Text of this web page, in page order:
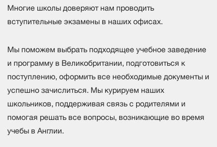
Многие школы доверяют нам проводить
вступительные экзамены в наших офисах.
Мы поможем выбрать подходящее учебное заведение
и программу в Великобритании, подготовиться к
поступлению, оформить все необходимые документы и
успешно зачислиться. Мы курируем наших
школьников, поддерживая связь с родителями и
помогая решать все вопросы, возникающие во время
учебы в Англии.